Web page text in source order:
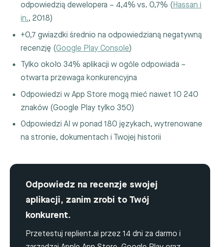
odpowiedzią dewelopera – 4,4% vs. 0,7% (Hassan i
in., 2018)
+0,7 gwiazdki średnio na odpowiedzianą negatywną
recenzję (Google Play Console)
Tylko około 34% aplikacji w ogóle odpowiada –
otwarta przewaga konkurencyjna
Odpowiedzi w App Store mogą mieć nawet 10 240
znaków (Google Play tylko 350)
Odpowiedzi AI w ponad 180 językach, wytrenowane
na stronie, dokumentach i Twojej historii
Odpowiedz na recenzje swojej
aplikacji, zanim zrobi to Twój
konkurent.
Przetestuj replient.ai przez 14 dni za darmo i